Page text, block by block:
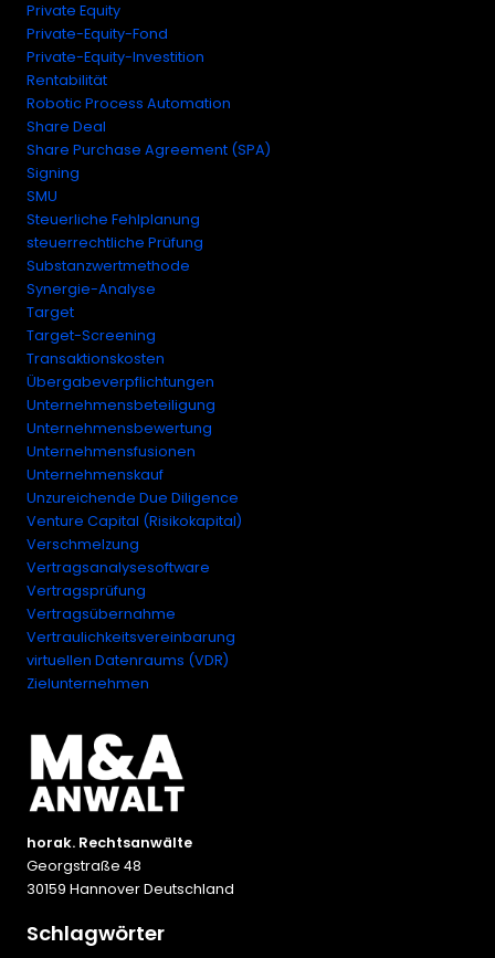
Private Equity
Private-Equity-Fond
Private-Equity-Investition
Rentabilität
Robotic Process Automation
Share Deal
Share Purchase Agreement (SPA)
Signing
SMU
Steuerliche Fehlplanung
steuerrechtliche Prüfung
Substanzwertmethode
Synergie-Analyse
Target
Target-Screening
Transaktionskosten
Übergabeverpflichtungen
Unternehmensbeteiligung
Unternehmensbewertung
Unternehmensfusionen
Unternehmenskauf
Unzureichende Due Diligence
Venture Capital (Risikokapital)
Verschmelzung
Vertragsanalysesoftware
Vertragsprüfung
Vertragsübernahme
Vertraulichkeitsvereinbarung
virtuellen Datenraums (VDR)
Zielunternehmen
horak. Rechtsanwälte
Georgstraße 48
30159 Hannover Deutschland
Schlagwörter